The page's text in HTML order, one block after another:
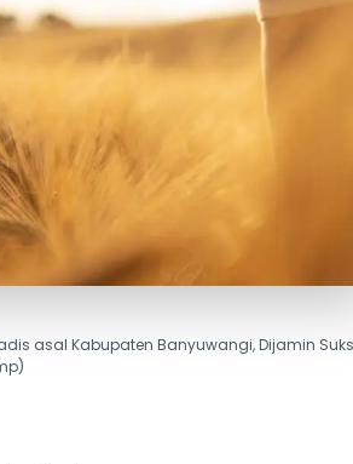
asal Kabupaten Banyuwangi, Dijamin